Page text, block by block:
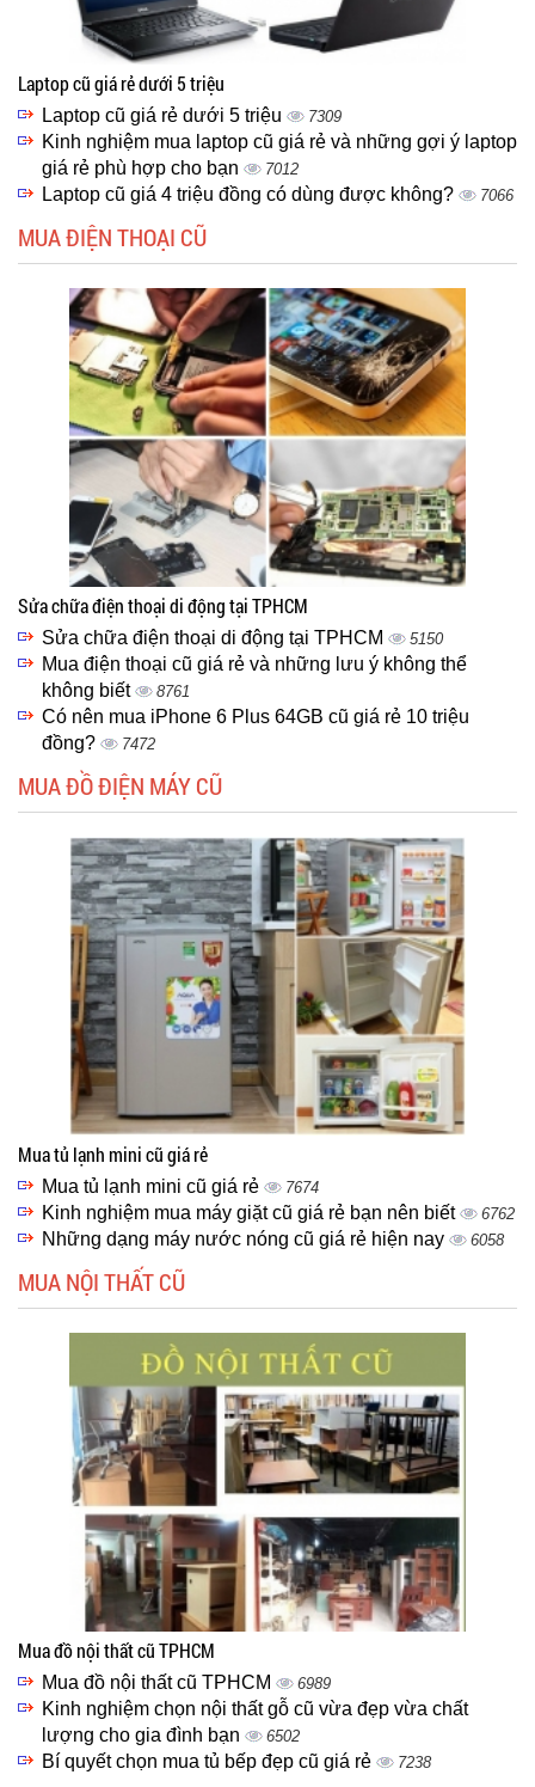
Laptop cũ giá rẻ dưới 5 triệu
Laptop cũ giá rẻ dưới 5 triệu 7309
Kinh nghiệm mua laptop cũ giá rẻ và những gợi ý laptop
giá rẻ phù hợp cho bạn
7012
Laptop cũ giá 4 triệu đồng có dùng được không? 7066
MUA ĐIỆN THOẠI CŨ
Sửa chữa điện thoại di động tại TPHCM
Sửa chữa điện thoại di động tại TPHCM 5150
Mua điện thoại cũ giá rẻ và những lưu ý không thể
không biết
8761
Có nên mua iPhone 6 Plus 64GB cũ giá rẻ 10 triệu
đồng?
7472
MUA ĐỒ ĐIỆN MÁY CŨ
Mua tủ lạnh mini cũ giá rẻ
Mua tủ lạnh mini cũ giá rẻ 7674
Kinh nghiệm mua máy giặt cũ giá rẻ bạn nên biết 6762
Những dạng máy nước nóng cũ giá rẻ hiện nay 6058
MUA NỘI THẤT CŨ
Mua đồ nội thất cũ TPHCM
Mua đồ nội thất cũ TPHCM 6989
Kinh nghiệm chọn nội thất gỗ cũ vừa đẹp vừa chất
lượng cho gia đình bạn
6502
Bí quyết chọn mua tủ bếp đẹp cũ giá rẻ 7238